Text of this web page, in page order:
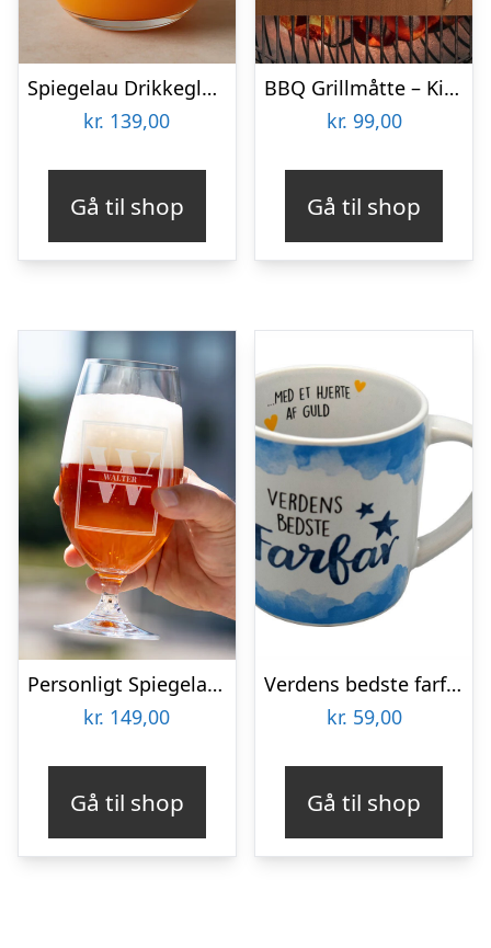
Spiegelau Drikkeglas med Gravering – Egen Tekst
kr. 139,00
Gå til shop
BBQ Grillmåtte – KitchPro
kr. 99,00
Gå til shop
Personligt Spiegelau Ølglas med Gravering – Bogstav & Navn
kr. 149,00
Gå til shop
Verdens bedste farfar krus
kr. 59,00
Gå til shop